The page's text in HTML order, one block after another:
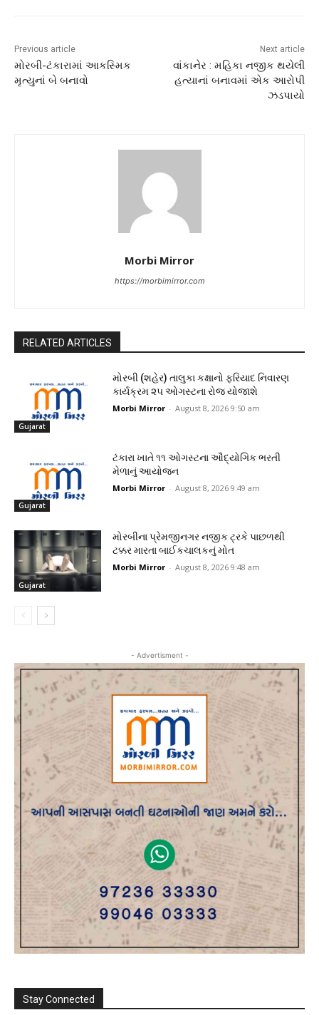
Previous article
મોરબી-ટંકારામાં આકસ્મિક
મૃત્યુનાં બે બનાવો
Next article
વાંકાનેર : મહિકા નજીક થયેલી
હત્યાનાં બનાવમાં એક આરોપી
ઝડપાયો
Morbi Mirror
https://morbimirror.com
RELATED ARTICLES
Gujarat
મોરબી (શહેર) તાલુકા કક્ષાનો ફરિયાદ નિવારણ
કાર્યક્રમ ૨૫ ઓગસ્ટના રોજ યોજાશે
Morbi Mirror - August 8, 2026 9:50 am
Gujarat
ટંકારા ખાતે ૧૧ ઓગસ્ટના ઔદ્યોગિક ભરતી
મેળાનું આયોજન
Morbi Mirror - August 8, 2026 9:49 am
Gujarat
મોરબીના પ્રેમજીનગર નજીક ટ્રકે પાછળથી
ટક્કર મારતા બાઈકચાલકનું મોત
Morbi Mirror - August 8, 2026 9:48 am
- Advertisment -
Stay Connected